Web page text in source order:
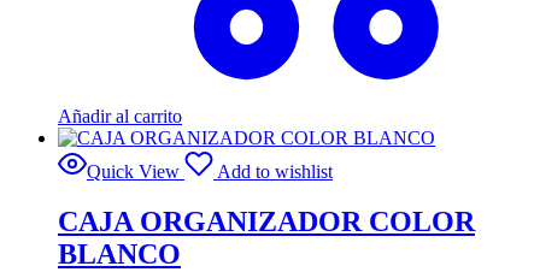
Añadir al carrito
Quick View Add to wishlist
CAJA ORGANIZADOR COLOR
BLANCO